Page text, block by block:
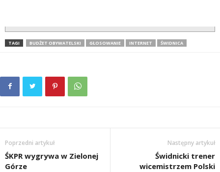
TAGI BUDŻET OBYWATELSKI GŁOSOWANIE INTERNET ŚWIDNICA
Poprzedni artykuł
ŚKPR wygrywa w Zielonej
Górze
Następny artykuł
Świdnicki trener
wicemistrzem Polski